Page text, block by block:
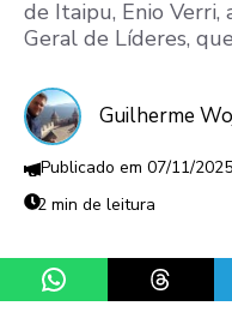
de Itaipu, Enio Verri,
Geral de Líderes,
Guilherme
07/11/2025
2 min de leitura
Share on WhatsApp
Share